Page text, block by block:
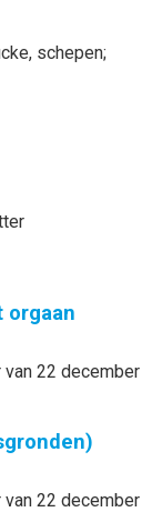
, schepen;
orgaan
22 december
22 december